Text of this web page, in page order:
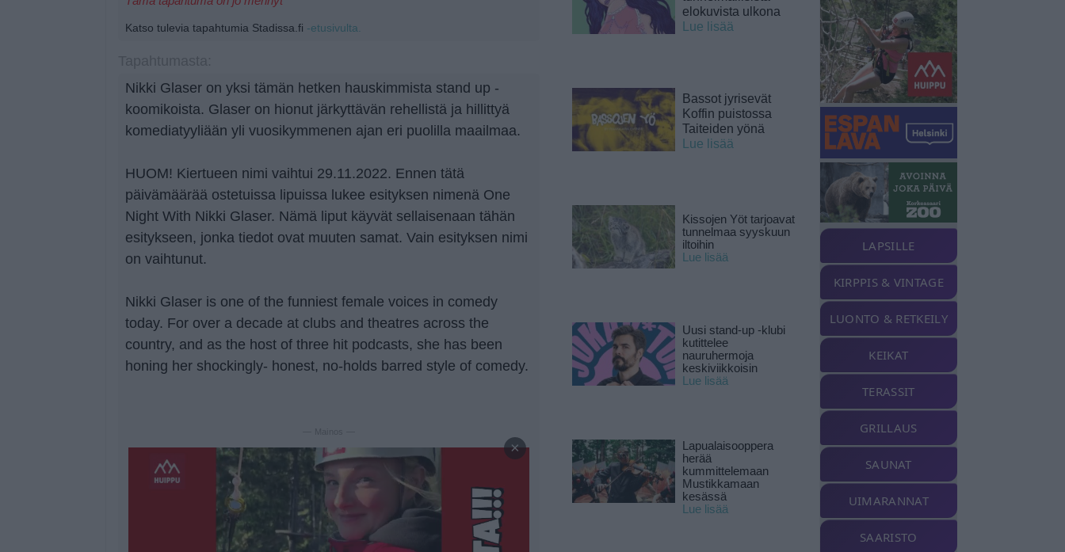
Katso tulevia tapahtumia Stadissa.fi -etusivulta.
Nikki Glaser on yksi tämän hetken hauskimmista stand up -
koomikoista. Glaser on hionut järkyttävän rehellistä ja hillittyä
komediatyyliään yli vuosikymmenen ajan eri puolilla maailmaa.
HUOM! Kiertueen nimi vaihtui 29.11.2022. Ennen tätä
päivämäärää ostetuissa lipuissa lukee esityksen nimenä One
Night With Nikki Glaser. Nämä liput käyvät sellaisenaan tähän
esitykseen, jonka tiedot ovat muuten samat. Vain esityksen nimi
on vaihtunut.
Nikki Glaser is one of the funniest female voices in comedy
today. For over a decade at clubs and theatres across the
country, and as the host of three hit podcasts, she has been
honing her shockingly- honest, no-holds barred style of comedy.
— Mainos —
×
elokuvista ulkona
Lue lisää
Bassot jyrisevät
Koffin puistossa
Taiteiden yönä
Lue lisää
Kissojen Yöt tarjoavat
tunnelmaa syyskuun
iltoihin
Lue lisää
Uusi stand-up -klubi
kutittelee
nauruhermoja
keskiviikkoisin
Lue lisää
Lapualaisooppera
herää
kummittelemaan
Mustikkamaan
kesässä
Lue lisää
LAPSILLE
KIRPPIS & VINTAGE
LUONTO & RETKEILY
KEIKAT
TERASSIT
GRILLAUS
SAUNAT
UIMARANNAT
SAARISTO